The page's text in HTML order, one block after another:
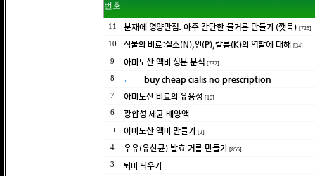
번호
11 분재에 영양만점. 아주 간단한 물거름 만들기 (깻묵) [725]
10 식물의 비료:질소(N),인(P),칼륨(K)의 역할에 대해 [34]
9 아미노산 액비 성분 분석 [732]
8 buy cheap cialis no prescription
7 아미노산 비료의 유용성 [10]
6
광합성 세균 배양액
아미노산 액비 만들기 [2]
4 우유(유산균) 발효 거름 만들기 [855]
3 퇴비 띄우기